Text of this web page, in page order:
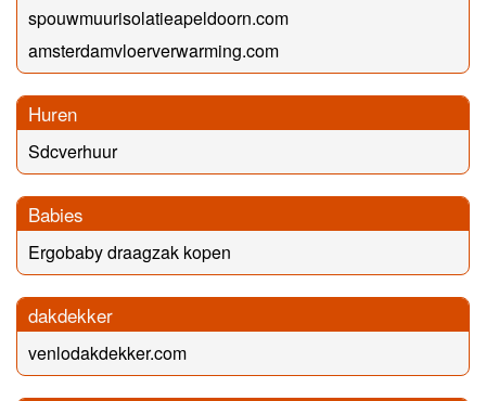
spouwmuurisolatieapeldoorn.com
amsterdamvloerverwarming.com
Huren
Sdcverhuur
Babies
Ergobaby draagzak kopen
dakdekker
venlodakdekker.com